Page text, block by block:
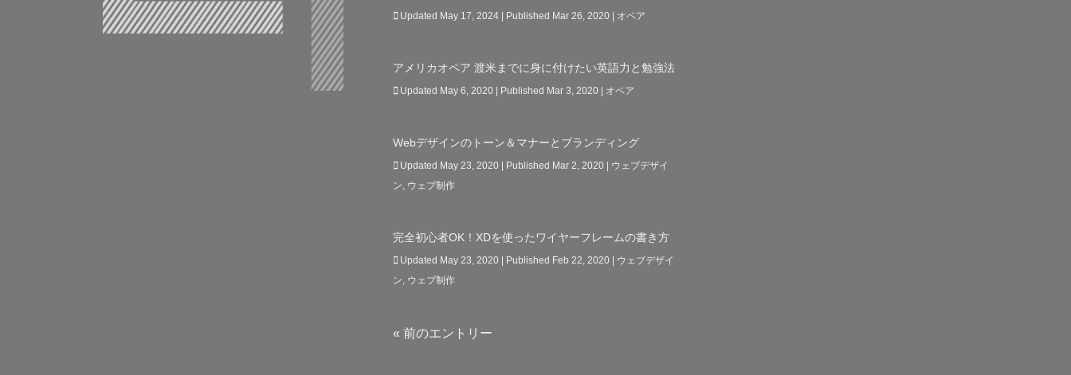
Updated May 17, 2024 | Published Mar 26, 2020 | オペア
アメリカオペア 渡米までに身に付けたい英語力と勉強法
Updated May 6, 2020 | Published Mar 3, 2020 | オペア
Webデザインのトーン＆マナーとブランディング
Updated May 23, 2020 | Published Mar 2, 2020 | ウェブデザイ
ン ウェブ制作
完全初心者OK！XDを使ったワイヤーフレームの書き方
Updated May 23, 2020 | Published Feb 22, 2020 | ウェブデザイ
ン ウェブ制作
« 前のエントリー